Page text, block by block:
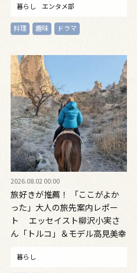
暮らし エンタメ部
料理 趣味 ドラマ
2026.08.02 00:00
旅好きが推薦！ 「ここがよか
った」大人の旅先案内レポー
ト エッセイスト柳沢小実さ
ん「トルコ」＆モデル高見美幸
暮らし